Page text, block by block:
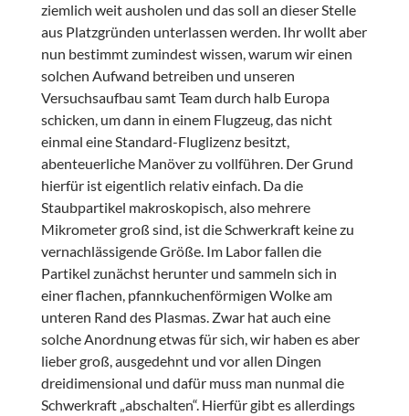
ziemlich weit ausholen und das soll an dieser Stelle
aus Platzgründen unterlassen werden. Ihr wollt aber
nun bestimmt zumindest wissen, warum wir einen
solchen Aufwand betreiben und unseren
Versuchsaufbau samt Team durch halb Europa
schicken, um dann in einem Flugzeug, das nicht
einmal eine Standard-Fluglizenz besitzt,
abenteuerliche Manöver zu vollführen. Der Grund
hierfür ist eigentlich relativ einfach. Da die
Staubpartikel makroskopisch, also mehrere
Mikrometer groß sind, ist die Schwerkraft keine zu
vernachlässigende Größe. Im Labor fallen die
Partikel zunächst herunter und sammeln sich in
einer flachen, pfannkuchenförmigen Wolke am
unteren Rand des Plasmas. Zwar hat auch eine
solche Anordnung etwas für sich, wir haben es aber
lieber groß, ausgedehnt und vor allen Dingen
dreidimensional und dafür muss man nunmal die
Schwerkraft „abschalten“. Hierfür gibt es allerdings